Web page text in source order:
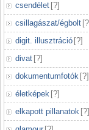
csendélet [?]
csillagászat/égbolt [?
digit. illusztráció [?]
divat [?]
dokumentumfotók [?]
életképek [?]
elkapott pillanatok [?]